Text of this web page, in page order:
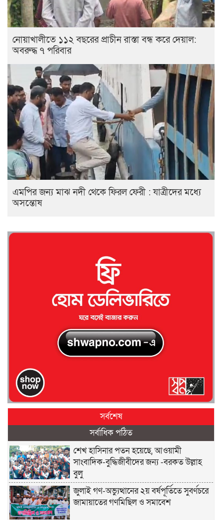
নোয়াখালীতে ১১২ বছরের প্রাচীন রাস্তা বন্ধ করে দেয়াল:
অবরুদ্ধ ৭ পরিবার
এমপির জন্য মাঝ নদী থেকে ফিরল ফেরী : যাত্রীদের মধ্যে
অসন্তোষ
সর্বশেষ
সর্বাধিক পঠিত
শেখ হাসিনার পতন হয়েছে, আওয়ামী
সাংবাদিক-বুদ্ধিজীবীদের জন্য -বরকত উল্লাহ
বুলু
জুলাই গণ-অভ্যুত্থানের ২য় বর্ষপূর্তিতে সুবর্ণচরে
জামায়াতের গণমিছিল ও সমাবেশ